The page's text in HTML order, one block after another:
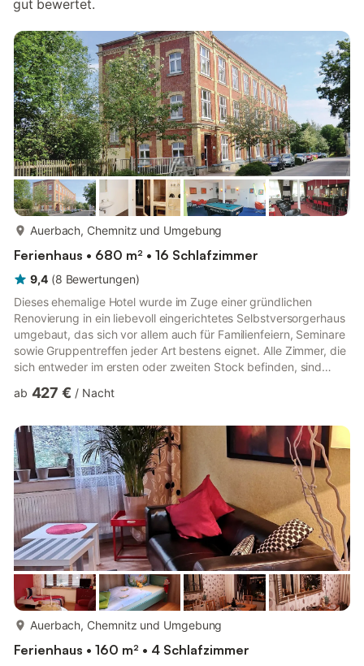
gut bewertet.
Auerbach, Chemnitz und Umgebung
Ferienhaus • 680 m² • 16 Schlafzimmer
9,4 (8 Bewertungen)
Dieses ehemalige Hotel wurde im Zuge einer gründlichen
Renovierung in ein liebevoll eingerichtetes Selbstversorgerhaus
umgebaut, das sich vor allem auch für Familienfeiern, Seminare
sowie Gruppentreffen jeder Art bestens eignet. Alle Zimmer, die
sich entweder im ersten oder zweiten Stock befinden, sind
Im Erdgeschoss gibt es mehrere schöne kleine Sitzgruppen,
sowie ein Spielzimmer mit u. a. Billard und Darts. Hier können
Sie sich also mit der ganze Gruppe treffen und d...
ab 427 € / Nacht
Auerbach, Chemnitz und Umgebung
Ferienhaus • 160 m² • 4 Schlafzimmer